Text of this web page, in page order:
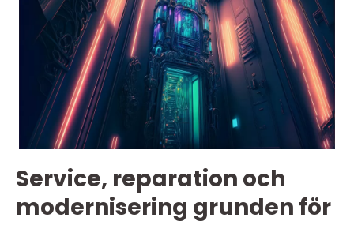
Service, reparation och
modernisering grunden för